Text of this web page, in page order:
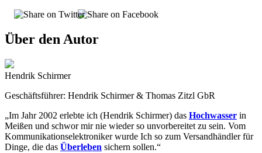
Über den Autor
Hendrik Schirmer
Geschäftsführer: Hendrik Schirmer & Thomas Zitzl GbR
„Im Jahr 2002 erlebte ich (Hendrik Schirmer) das Hochwasser in
Meißen und schwor mir nie wieder so unvorbereitet zu sein. Vom
Kommunikationselektroniker wurde Ich so zum Versandhändler für
Dinge, die das Überleben sichern sollen.“